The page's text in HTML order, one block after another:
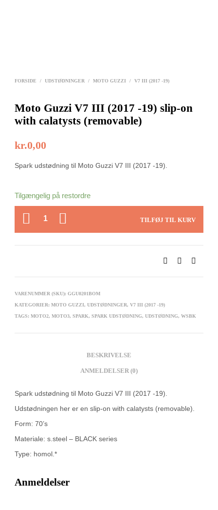
FORSIDE / UDSTØDNINGER / MOTO GUZZI / V7 III (2017 -19)
Moto Guzzi V7 III (2017 -19) slip-on
with calatysts (removable)
kr.0,00
Spark udstødning til Moto Guzzi V7 III (2017 -19).
Tilgængelig på restordre
ANTAL
TILFØJ TIL KURV
VARENUMMER (SKU): GGU0201BOM
KATEGORIER: MOTO GUZZI, UDSTØDNINGER, V7 III (2017 -19)
TAGS: MOTO2, MOTO3, SPARK, SPARK UDSTØDNING, UDSTØDNING, WSBK
BESKRIVELSE
ANMELDELSER (0)
Spark udstødning til Moto Guzzi V7 III (2017 -19).
Udstødningen her er en slip-on with calatysts (removable).
Form: 70’s
Materiale: s.steel – BLACK series
Type: homol.*
Anmeldelser